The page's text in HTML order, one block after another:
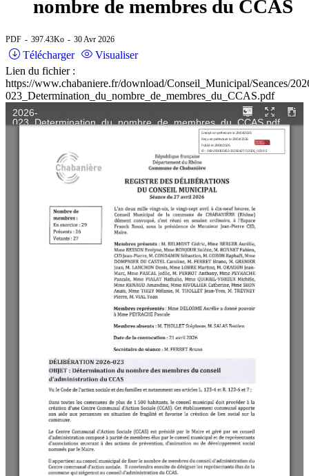
nombre de membres du CCAS
PDF 397.43Ko 30 Avr 2026
Télécharger
Visualiser
Lien du fichier :
https://www.chabaniere.fr/download/Conseil_Municipal/Seances/
023_Determination_du_nombre_de_membres_du_CCAS.pdf